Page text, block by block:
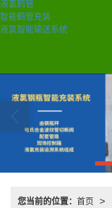
液氯鹤管
智能鹤管充装
液氯智能输送系统
您当前的位置： 首页 >